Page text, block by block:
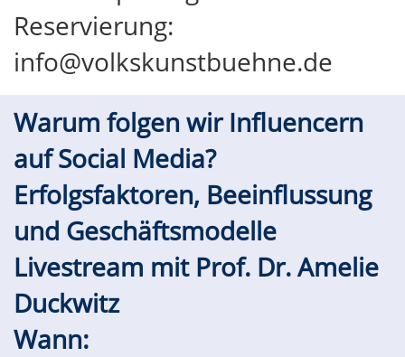
Reservierung:
info@volkskunstbuehne.de
Warum folgen wir Influencern
auf Social Media?
Erfolgsfaktoren, Beeinflussung
und Geschäftsmodelle
Livestream mit Prof. Dr. Amelie
Duckwitz
Wann: